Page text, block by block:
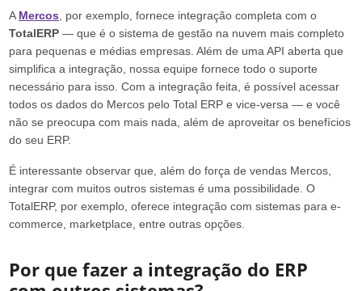
A Mercos , por exemplo, fornece integração completa com o
TotalERP— que é o sistema de gestão na nuvem mais completo
para pequenas e médias empresas. Além de uma API aberta que
simplifica a integração, nossa equipe fornece todo o suporte
necessário para isso. Com a integração feita, é possível acessar
todos os dados do Mercos pelo Total ERP e vice-versa — e você
não se preocupa com mais nada, além de aproveitar os benefícios
do seu ERP.
É interessante observar que, além do força de vendas Mercos,
integrar com muitos outros sistemas é uma possibilidade. O
TotalERP, por exemplo, oferece integração com sistemas para e-
commerce, marketplace, entre outras opções.
Por que fazer a integração do ERP